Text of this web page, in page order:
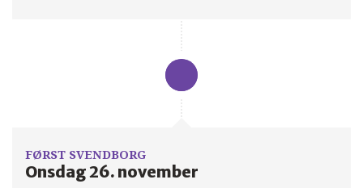
FØRST SVENDBORG
Onsdag 26. november